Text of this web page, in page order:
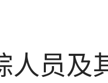
人员及